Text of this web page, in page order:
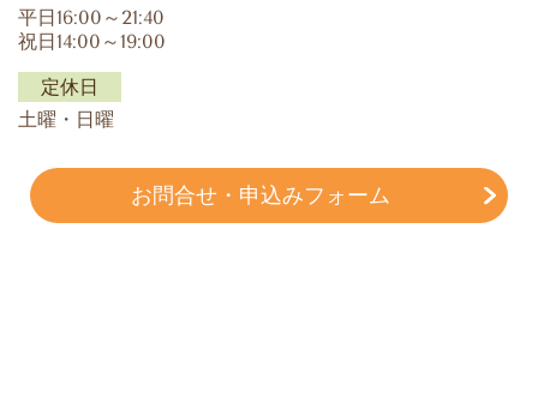
平日16:00～21:40
祝日14:00～19:00
定休日
土曜・日曜
お問合せ・申込みフォーム